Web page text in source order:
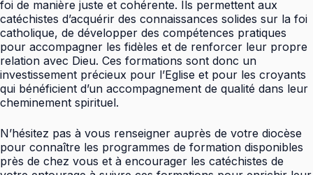
foi de manière juste et cohérente. Ils permettent aux
catéchistes d’acquérir des connaissances solides sur la foi
catholique, de développer des compétences pratiques
pour accompagner les fidèles et de renforcer leur propre
relation avec Dieu. Ces formations sont donc un
investissement précieux pour l’Eglise et pour les croyants
qui bénéficient d’un accompagnement de qualité dans leur
cheminement spirituel.
N’hésitez pas à vous renseigner auprès de votre diocèse
pour connaître les programmes de formation disponibles
près de chez vous et à encourager les catéchistes de